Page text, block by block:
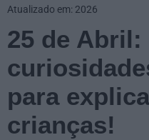
25 de Abril:
para
crianças!
Atualizado em: 2026